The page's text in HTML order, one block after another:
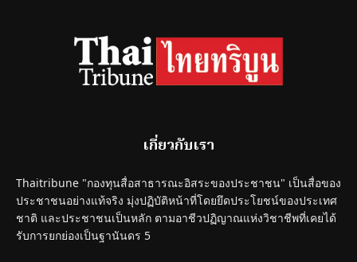
เกี่ยวกับเรา
Thaitribune "กองทุนสื่อสาธารณะอิสระของประชาชน" เป็นสื่อของ
ประชาชนอย่างแท้จริง มุ่งปฏิบัติหน้าที่โดยยึดประโยชน์ของประเทศ
ชาติ และประชาชนเป็นหลัก ตามอาชีวปฏิญาณแห่งวิชาชีพที่เคยได้
รับการยกย่องเป็นฐานันดร 5